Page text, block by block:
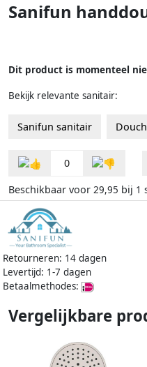
Sanifun
Dit product is momenteel
Bekijk relevante sanitair:
Sanifun sanitair
0
Beschikbaar voor 29,95 bij 1
Retourneren: 14 dagen
Levertijd: 1-7 dagen
Betaalmethodes:
Vergelijkbare